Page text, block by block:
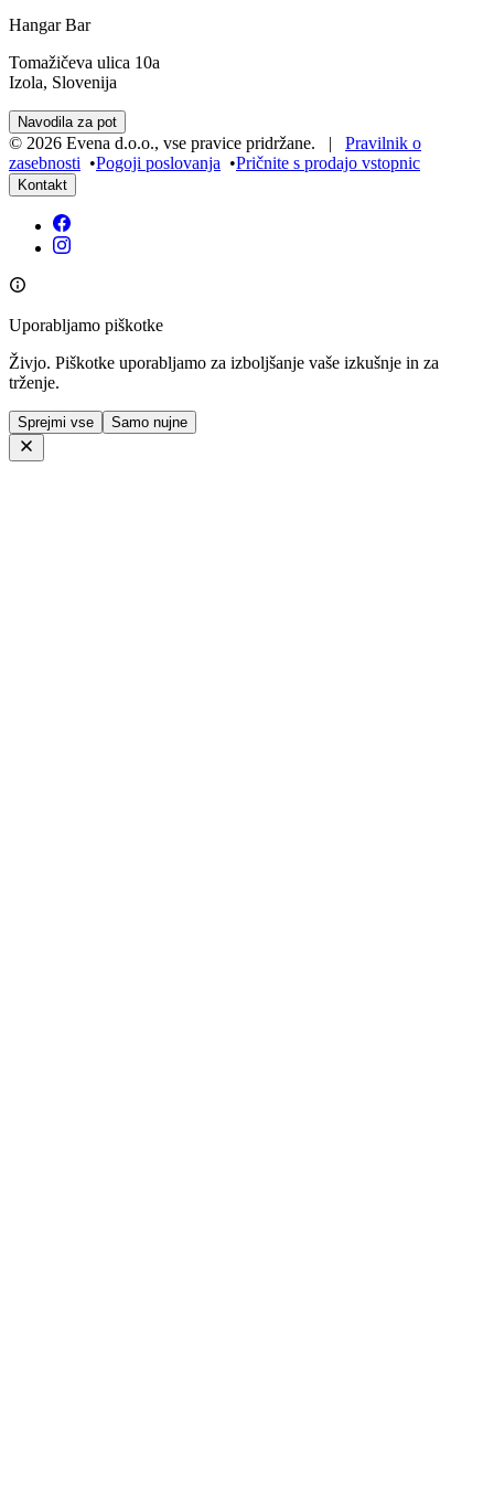
Hangar Bar
Tomažičeva ulica 10a
Izola, Slovenija
Navodila za pot
© 2026 Evena d.o.o., vse pravice pridržane. | Pravilnik o
zasebnosti •Pogoji poslovanja •Pričnite s prodajo vstopnic
Kontakt
Uporabljamo piškotke
Živjo. Piškotke uporabljamo za izboljšanje vaše izkušnje in za
trženje.
Sprejmi vse Samo nujne